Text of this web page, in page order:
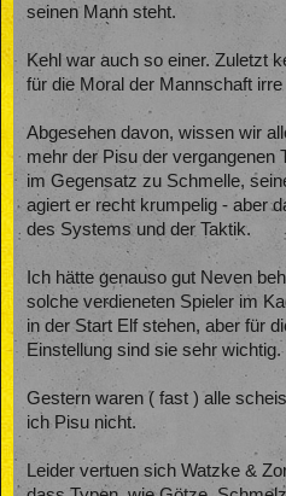
seinen Mann steht.
Kehl war auch so einer. Zuletzt
für die Moral der Mannschaft irre
Abgesehen davon, wissen wir
mehr der Pisu der vergangenen
im Gegensatz zu Schmelle,
agiert er recht krumpelig - aber
des Systems und der Taktik.
Ich hätte genauso gut Neven
solche verdieneten Spieler im
in der Start Elf stehen, aber für
Einstellung sind sie sehr wichtig.
Gestern waren ( fast ) alle
ich Pisu nicht.
Leider vertuen sich Watzke &